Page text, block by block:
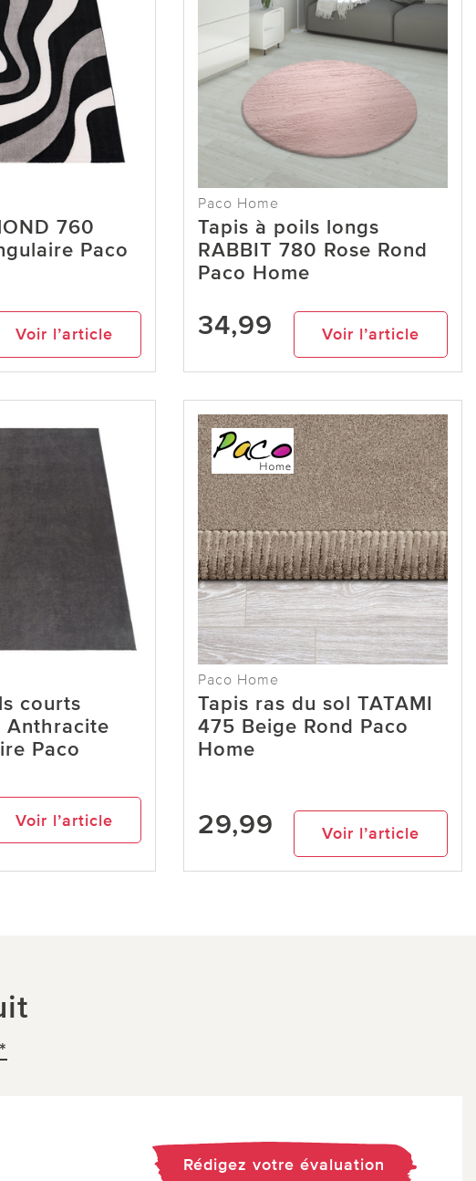
760
Paco
Voir l’article
Paco Home
Tapis à poils longs
RABBIT 780 Rose Rond
Paco Home
34,99 Voir l’article
courts
Anthracite
Paco
Voir l’article
Paco Home
Tapis ras du sol TATAMI
475 Beige Rond Paco
Home
29,99 Voir l’article
Rédigez votre évaluation